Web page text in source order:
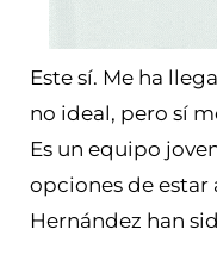
Este sí. Me ha
no ideal, pero sí
Es un equipo
opciones de estar
Hernández han